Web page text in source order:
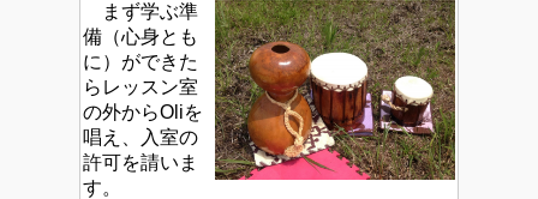
まず学ぶ準
備（心身とも
に）ができた
らレッスン室
の外からOliを
唱え、入室の
許可を請いま
す。